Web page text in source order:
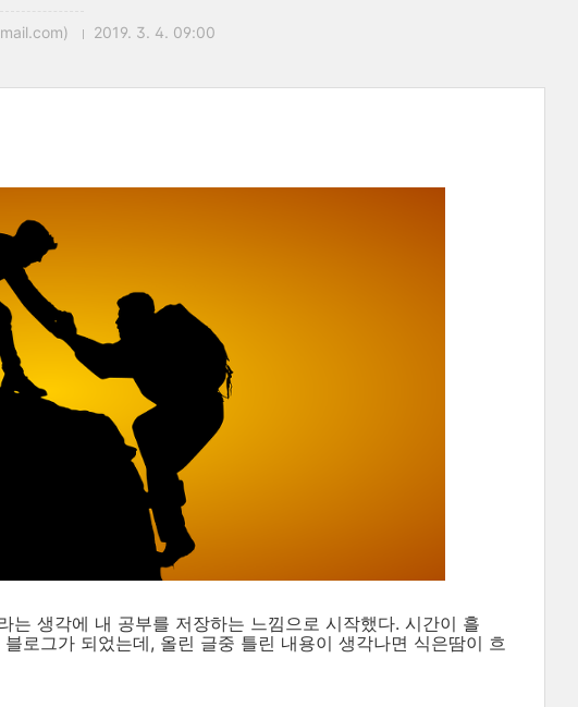
2019. 3. 4. 09:00
생각에 내 공부를 저장하는 느낌으로 시작했다. 시간이 흘
로그가 되었는데, 올린 글중 틀린 내용이 생각나면 식은땀이 흐